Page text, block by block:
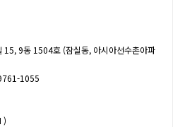
15, 9동 1504호 (잠실동, 아시아선수촌아파
1055
)